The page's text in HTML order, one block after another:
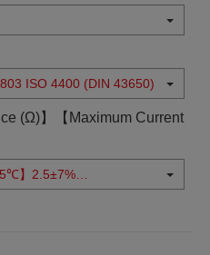
ISO 4400 (DIN 43650)
(Ω)】【Maximum Current
】2.5±7%
mA